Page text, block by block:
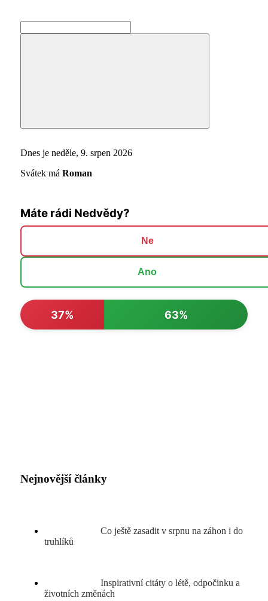
for:
Search
Dnes je neděle, 9. srpen 2026
Svátek má Roman
Máte rádi Nedvědy?
Ne
Ano
37% 63%
Nejnovější články
Co ještě zasadit v srpnu na záhon i do
truhlíků
Inspirativní citáty o létě, odpočinku a
životních změnách